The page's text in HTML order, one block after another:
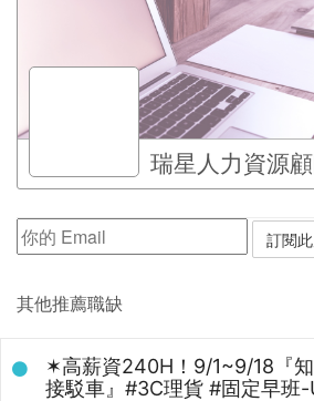
瑞星人力資源
其他推薦職缺
✶高薪資240H！9/1~9/18『
接駁車』#3C理貨 #固定早班-